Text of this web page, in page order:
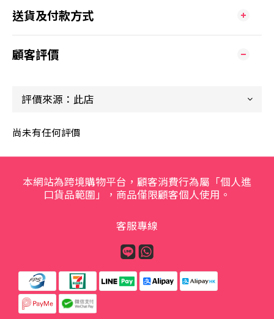
送貨及付款方式
顧客評價
尚未有任何評價
本網站為跨境購物平台，顧客消費行為屬「個人進
口貨品範圍」，商品僅限顧客個人使用。
客服專線